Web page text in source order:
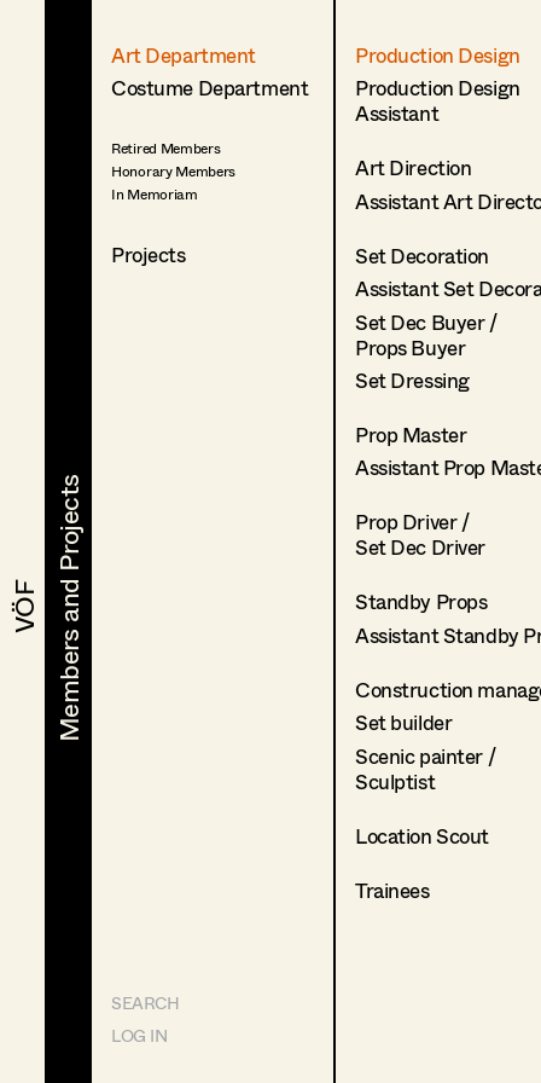
VÖF
VÖF Members and Projects
Members and Projects
Art Department
Costume Department
Retired Members
Honorary Members
In Memoriam
Projects
SEARCH
LOG IN
Production Design
Production Design
Assistant
Art Direction
Assistant Art
Set Decoration
Assistant Set
Set Dec Buyer /
Props Buyer
Set Dressing
Prop Master
Assistant Prop
Prop Driver /
Set Dec Driver
Standby Props
Assistant Standby
Construction
Set builder
Scenic painter /
Sculptist
Location Scout
Trainees